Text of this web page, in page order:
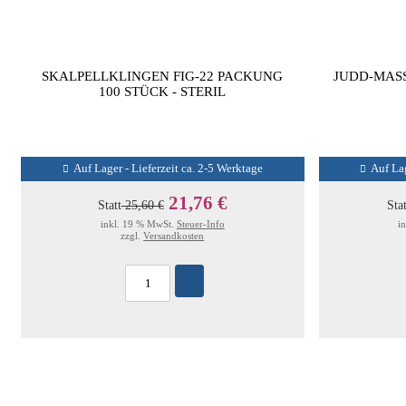
SKALPELLKLINGEN FIG-22 PACKUNG
100 STÜCK - STERIL
Auf Lager - Lieferzeit ca. 2-5 Werktage
Statt25,60 € 21,76 €
inkl. 19 % MwSt. Steuer-Info
zzgl.Versandkosten
JUDD-
Auf